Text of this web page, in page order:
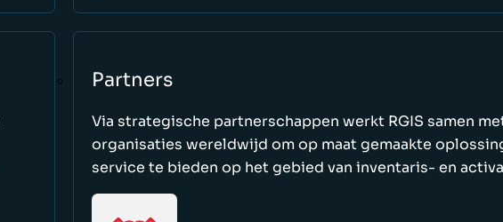
Partners
Via strategische partnerschappen werkt RGIS samen
organisaties wereldwijd om op maat gemaakte
service te bieden op het gebied van inventaris- en